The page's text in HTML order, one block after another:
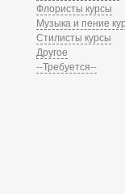
Флористы курсы
Музыка и пение
Стилисты курсы
Другое
--Требуется--